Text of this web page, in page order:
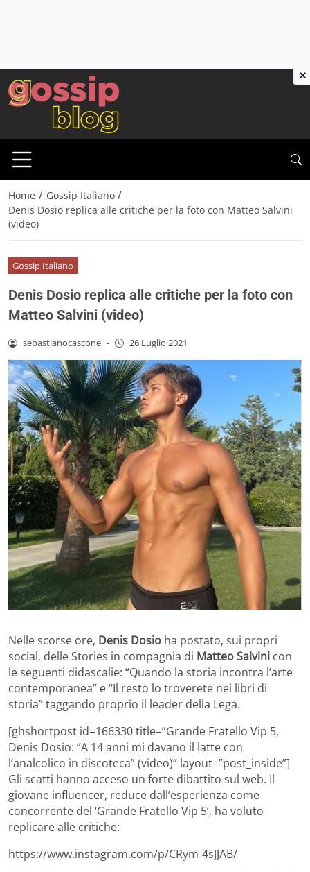
Home / Gossip Italiano /
Denis Dosio replica alle critiche per la foto con Matteo Salvini
(video)
Gossip Italiano
Denis Dosio replica alle critiche per la foto con
Matteo Salvini (video)
sebastianocascone - 26 Luglio 2021
Nelle scorse ore, Denis Dosio ha postato, sui propri
social, delle Stories in compagnia di Matteo Salvini con
le seguenti didascalie: “Quando la storia incontra l’arte
contemporanea” e “Il resto lo troverete nei libri di
storia” taggando proprio il leader della Lega.
[ghshortpost id=166330 title=”Grande Fratello Vip 5,
Denis Dosio: “A 14 anni mi davano il latte con
l’analcolico in discoteca” (video)” layout=”post_inside”]
Gli scatti hanno acceso un forte dibattito sul web. Il
giovane influencer, reduce dall’esperienza come
concorrente del ‘Grande Fratello Vip 5’, ha voluto
replicare alle critiche:
https://www.instagram.com/p/CRym-4sJJAB/
×